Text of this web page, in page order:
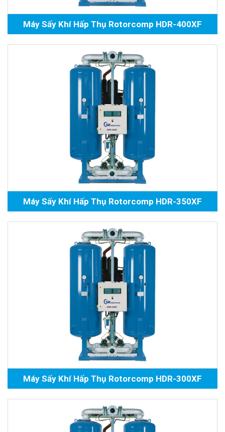
Máy Sấy Khí Hấp Thụ Rotorcomp HDR-400XF
Máy Sấy Khí Hấp Thụ Rotorcomp HDR-350XF
Máy Sấy Khí Hấp Thụ Rotorcomp HDR-300XF